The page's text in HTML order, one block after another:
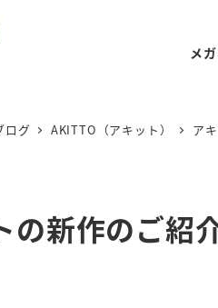
メ
ログ AKITTO（アキット） ア
の新作のご紹